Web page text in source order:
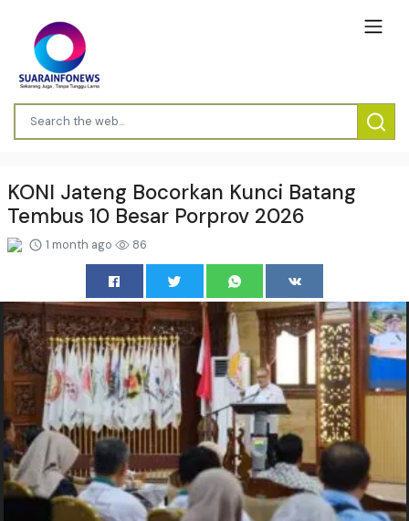
KONI Jateng Bocorkan Kunci Batang
Tembus 10 Besar Porprov 2026
1 month ago 86